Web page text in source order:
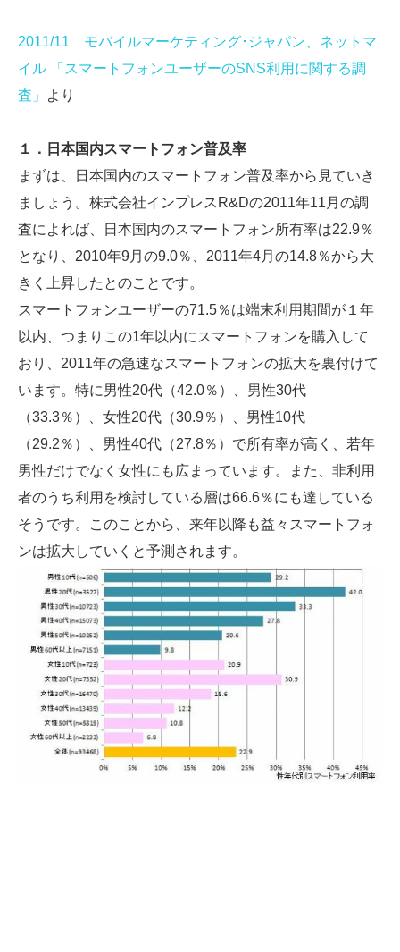
2011/11 モバイルマーケティング･ジャパン、ネットマ
イル 「スマートフォンユーザーのSNS利用に関する調
査」
より
１．日本国内スマートフォン普及率
まずは、日本国内のスマートフォン普及率から見ていき
ましょう。株式会社インプレスR&Dの2011年11月の調
査によれば、日本国内のスマートフォン所有率は22.9％
となり、2010年9月の9.0％、2011年4月の14.8％から大
きく上昇したとのことです。
スマートフォンユーザーの71.5％は端末利用期間が１年
以内、つまりこの1年以内にスマートフォンを購入して
おり、2011年の急速なスマートフォンの拡大を裏付けて
います。特に男性20代（42.0％）、男性30代
（33.3％）、女性20代（30.9％）、男性10代
（29.2％）、男性40代（27.8％）で所有率が高く、若年
男性だけでなく女性にも広まっています。また、非利用
者のうち利用を検討している層は66.6％にも達している
そうです。このことから、来年以降も益々スマートフォ
ンは拡大していくと予測されます。